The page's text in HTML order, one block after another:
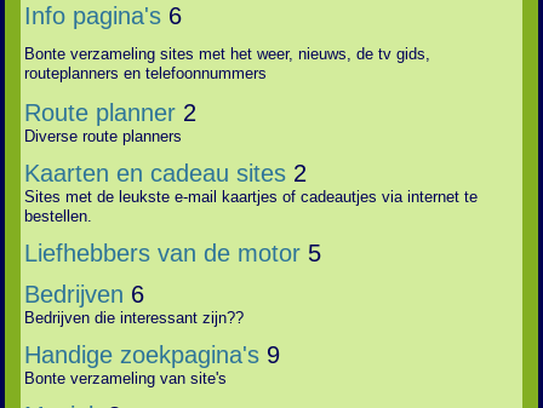
Info pagina's 6
Bonte verzameling sites met het weer, nieuws, de tv gids,
routeplanners en telefoonnummers
Route planner 2
Diverse route planners
Kaarten en cadeau sites 2
Sites met de leukste e-mail kaartjes of cadeautjes via internet te
bestellen.
Liefhebbers van de motor 5
Bedrijven 6
Bedrijven die interessant zijn??
Handige zoekpagina's 9
Bonte verzameling van site's